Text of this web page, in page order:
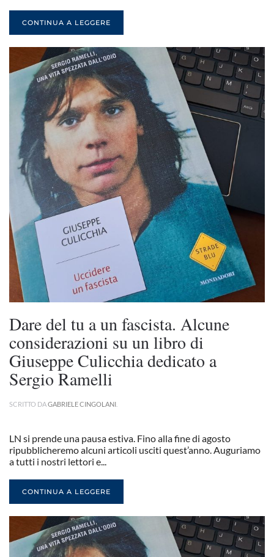
CONTINUA A LEGGERE
Dare del tu a un fascista. Alcune
considerazioni su un libro di
Giuseppe Culicchia dedicato a
Sergio Ramelli
SCRITTO DAGABRIELE CINGOLANI
LN si prende una pausa estiva. Fino alla fine di agosto
ripubblicheremo alcuni articoli usciti quest’anno. Auguriamo
a tutti i nostri lettori e...
CONTINUA A LEGGERE